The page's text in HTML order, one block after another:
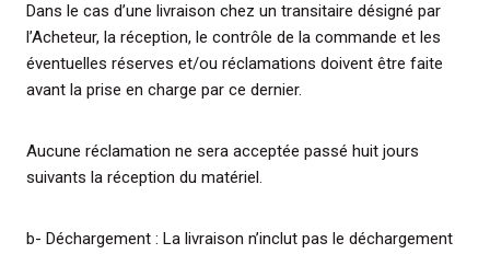
Dans le cas d’une livraison chez un transitaire désigné par
l’Acheteur, la réception, le contrôle de la commande et les
éventuelles réserves et/ou réclamations doivent être faite
avant la prise en charge par ce dernier.
Aucune réclamation ne sera acceptée passé huit jours
suivants la réception du matériel.
b- Déchargement : La livraison n’inclut pas le déchargement